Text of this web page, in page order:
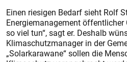
Einen riesigen Bedarf sieht Rolf
Energiemanagement öffentlicher
so viel tun“, sagt er. Deshalb
Klimaschutzmanager in der
„Solarkarawane“ sollen die